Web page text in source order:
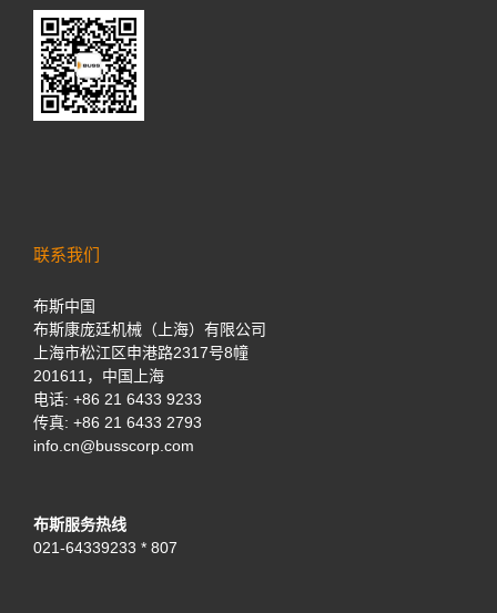
联系我们
布斯中国
布斯康庞廷机械（上海）有限公司
上海市松江区申港路2317号8幢
201611，中国上海
电话: +86 21 6433 9233
传真: +86 21 6433 2793
info.cn@busscorp.com
布斯服务热线
021-64339233 * 807